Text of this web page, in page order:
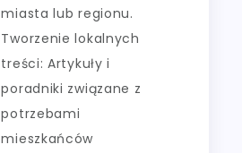
miasta lub regionu.
Tworzenie lokalnych
treści: Artykuły i
poradniki związane z
potrzebami
mieszkańców